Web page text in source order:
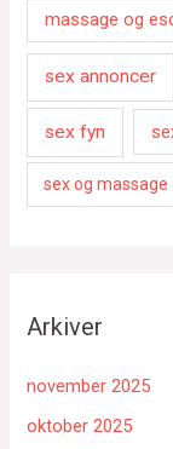
massage og
sex annoncer
sex fyn
sex og massage
Arkiver
november 2025
oktober 2025